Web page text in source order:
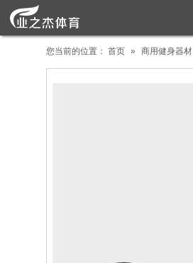
您当前的位置： 首页 » 商用健身器材